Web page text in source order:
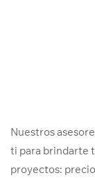
Nuestros
ti para brindarte
proyectos: